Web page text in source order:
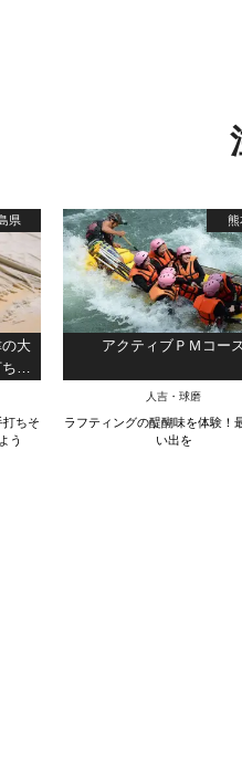
県
の大
そ
ちそ
う
熊
アクティブＰＭコー
人吉・球磨
ラフティングの醍醐味を体験！
い出を